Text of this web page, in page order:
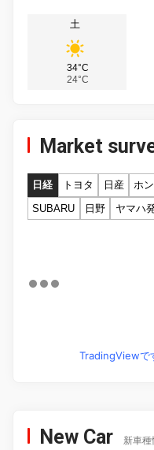
土
34°C
24°C
Market
日経 トヨタ 日産 ホ
SUBARU
日野 ヤマハ
TradingViewで
New Car 新車種